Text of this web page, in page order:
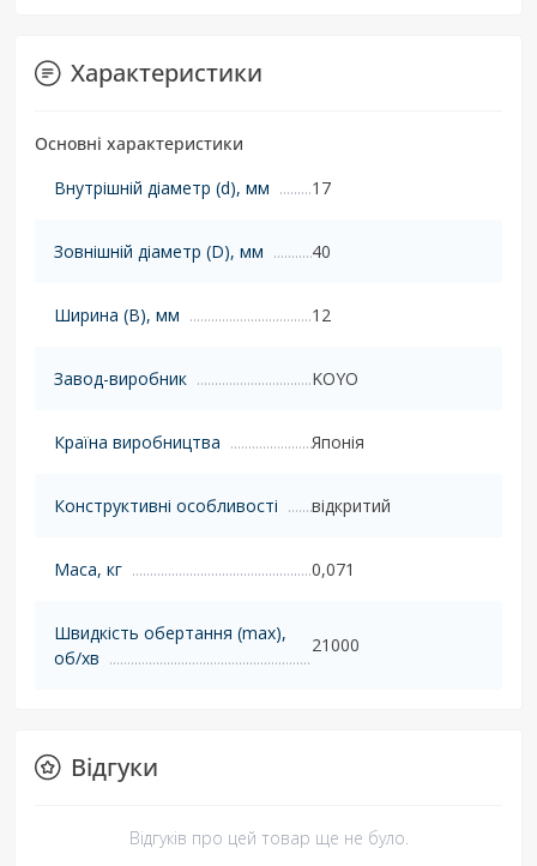
Характеристики
Основні характеристики
Внутрішній діаметр (d), мм
17
Зовнішній діаметр (D), мм 40
Ширина (B), мм 12
Завод-виробник KOYO
Країна виробництва Японія
Конструктивні особливості відкритий
Маса, кг 0,071
Швидкість обертання (max),
об/хв
21000
Відгуки
Відгуків про цей товар ще не було.